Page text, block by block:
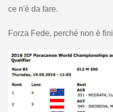
ce n'è da fare.
Forza Fede, perché non è